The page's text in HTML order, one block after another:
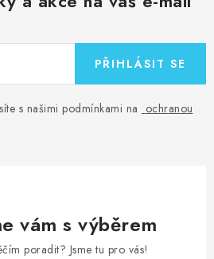
s našimi podmínkami na ochranou
PŘIHLÁSIT SE
vám s výběrem
poradit? Jsme tu pro vás!